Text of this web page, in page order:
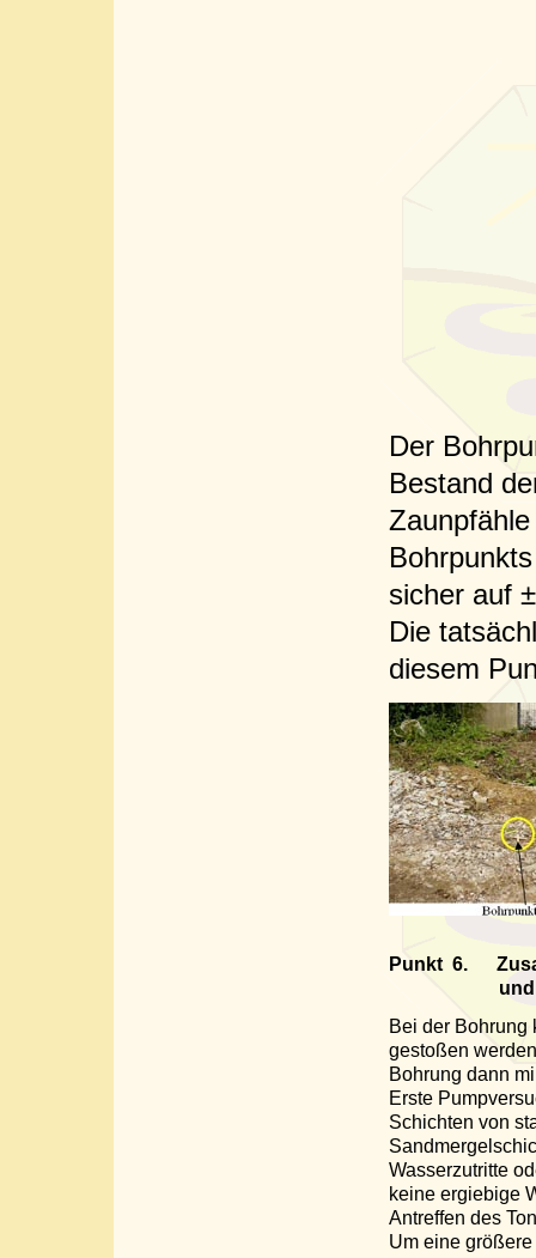
Der
Bestand
sicher auf
Die
diesem
Punkt 6.
und
Bei der Bohrung
gestoßen
Bohrung dann
Erste
Schichten von
Wasserzutritte
keine ergiebige
Antreffen des
Um eine